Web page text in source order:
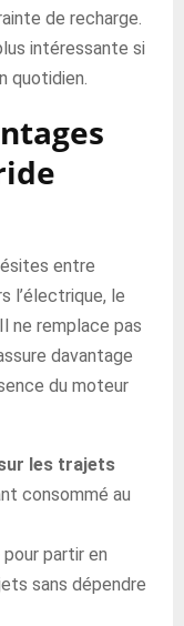
de recharge.
intéressante si
quotidien.
entre
l’électrique, le
ne remplace pas
davantage
du moteur
les trajets
consommé au
pour partir en
sans dépendre